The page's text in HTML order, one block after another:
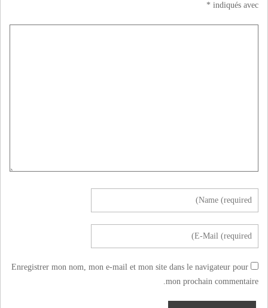
indiqués avec
*
Enregistrer mon nom, mon e-mail et mon site dans le navigateur pour
mon prochain commentaire.